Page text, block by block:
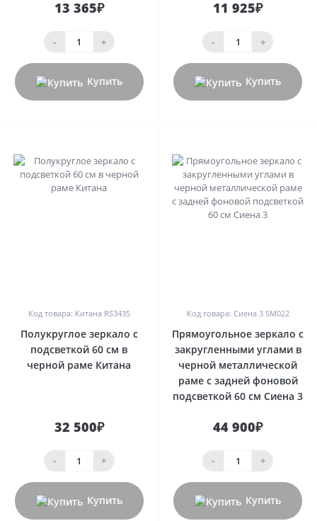
13 365₽
- +
Купить
11 925₽
- +
Купить
Код товара: Китана RS3435
Полукруглое зеркало с
подсветкой 60 см в
черной раме Китана
32 500₽
- +
Купить
Код товара: Сиена 3 SM022
Прямоугольное зеркало с
закругленными углами в
черной металлической
раме с задней фоновой
подсветкой 60 см Сиена 3
44 900₽
- +
Купить